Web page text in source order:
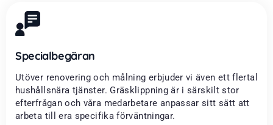
Specialbegäran
Utöver renovering och målning erbjuder vi även ett flertal
hushållsnära tjänster. Gräsklippning är i särskilt stor
efterfrågan och våra medarbetare anpassar sitt sätt att
arbeta till era specifika förväntningar.